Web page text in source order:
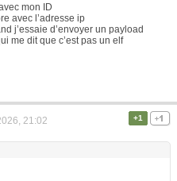
mon ID
avec l’adresse ip
j’essaie d’envoyer un payload
me dit que c’est pas un elf
21:02 +1